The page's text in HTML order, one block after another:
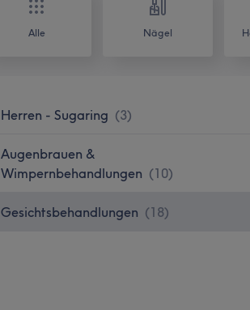
Alle Nägel
Herren - Sugaring (3)
Augenbrauen &
Wimpernbehandlungen (10)
Gesichtsbehandlungen (18)